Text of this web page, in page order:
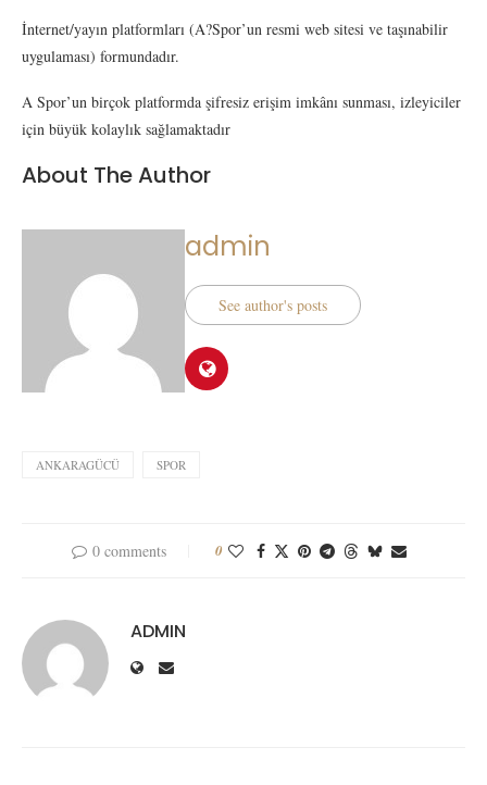
İnternet/yayın platformları (A?Spor’un resmi web sitesi ve taşınabilir
uygulaması) formundadır.
A Spor’un birçok platformda şifresiz erişim imkânı sunması, izleyiciler
için büyük kolaylık sağlamaktadır
About The Author
admin
See author's posts
ANKARAGÜCÜ SPOR
0 comments 0
ADMIN